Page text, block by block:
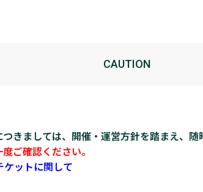
CAUTION
きましては、開催・運営方針を踏まえ、随
ご確認ください。
ットに関して